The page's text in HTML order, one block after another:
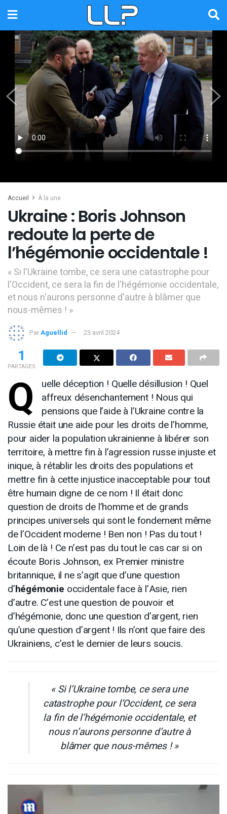
Accueil À la une
Ukraine : Boris Johnson
redoute la perte de
l’hégémonie occidentale !
« Si l'Ukraine tombe, ce sera une catastrophe pour
l'Occident, ce sera la fin de l'hégémonie occidentale,
et nous n'aurons personne d'autre à blâmer que
nous-mêmes ! »
ParAguellid 23 avril 2024
1
PARTAGES
Q
uelle déception ! Quelle désillusion ! Quel
affreux désenchantement ! Nous qui
pensions que l’aide à l’Ukraine contre la
Russie était une aide pour les droits de l’homme,
pour aider la population ukrainienne à libérer son
territoire, à mettre fin à l’agression russe injuste et
inique, à rétablir les droits des populations et
mettre fin à cette injustice inacceptable pour tout
être humain digne de ce nom ! Il était donc
question de droits de l’homme et de grands
principes universels qui sont le fondement même
de l’Occident moderne ! Ben non ! Pas du tout !
Loin de là ! Ce n’est pas du tout le cas car si on
écoute Boris Johnson, ex Premier ministre
britannique, il ne s’agit que d’une question
d’hégémonie occidentale face à l’Asie, rien
d’autre. C’est une question de pouvoir et
d’hégémonie, donc une question d’argent, rien
qu’une question d’argent ! Ils n’ont que faire des
Ukrainiens, c’est le dernier de leurs soucis.
« Si l’Ukraine tombe, ce sera une
catastrophe pour l’Occident, ce sera
la fin de l’hégémonie occidentale, et
nous n’aurons personne d’autre à
blâmer que nous-mêmes ! »
vidéo